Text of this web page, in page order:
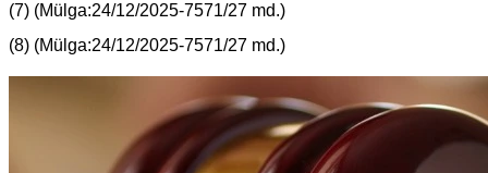
(7) (Mülga:24/12/2025-7571/27 md.)
(8) (Mülga:24/12/2025-7571/27 md.)